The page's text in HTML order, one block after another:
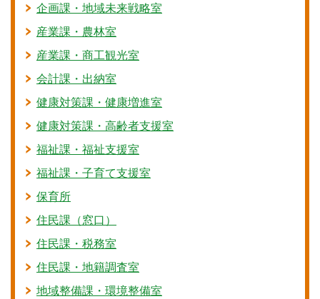
企画課・地域未来戦略室
産業課・農林室
産業課・商工観光室
会計課・出納室
健康対策課・健康増進室
健康対策課・高齢者支援室
福祉課・福祉支援室
福祉課・子育て支援室
保育所
住民課（窓口）
住民課・税務室
住民課・地籍調査室
地域整備課・環境整備室